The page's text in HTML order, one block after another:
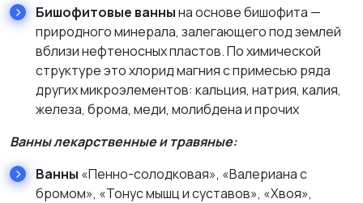
Бишофитовые ваннына основе бишофита —
природного минерала, залегающего под землей
вблизи нефтеносных пластов. По химической
структуре это хлорид магния с примесью ряда
других микроэлементов: кальция, натрия, калия,
железа, брома, меди, молибдена и прочих
Ванны лекарственные и травяные:
Ванны «Пенно-солодковая», «Валериана с
бромом», «Тонус мышц и суставов», «Хвоя»,